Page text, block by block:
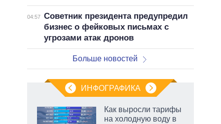
04:57 Советник президента предупредил
бизнес о фейковых письмах с
угрозами атак дронов
Больше новостей
ИНФОГРАФИКА
Как выросли тарифы
на холодную воду в